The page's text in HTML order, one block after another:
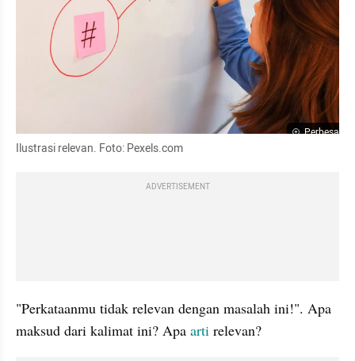
Perbesar
Ilustrasi relevan. Foto: Pexels.com
ADVERTISEMENT
"Perkataanmu tidak relevan dengan masalah ini!". Apa
maksud dari kalimat ini? Apa arti relevan?